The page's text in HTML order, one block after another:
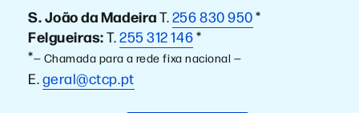
S. João da MadeiraT.256 830 950*
Felgueiras:T.255 312 146*
*— Chamada para a rede fixa nacional —
E.geral@ctcp.pt